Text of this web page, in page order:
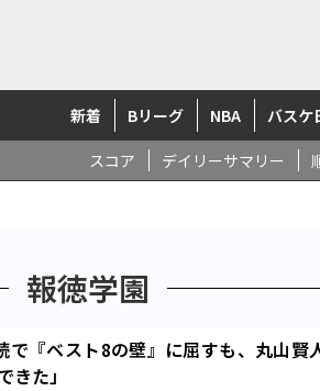
新着 Bリーグ NBA バスケ
スコア デイリーサマリー
報徳学園
で『ベスト8の壁』に屈すも、丸山賢
きた」